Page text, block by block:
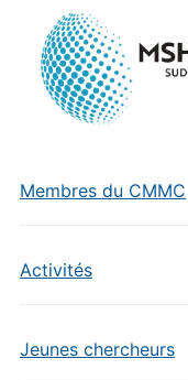
Membres du CMMC
Activités
Jeunes chercheurs